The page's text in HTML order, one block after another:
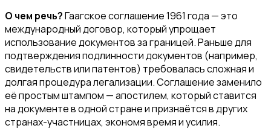
О чем речь?Гаагское соглашение 1961 года — это
международный договор, который упрощает
использование документов за границей. Раньше для
подтверждения подлинности документов (например,
свидетельств или патентов) требовалась сложная и
долгая процедура легализации. Соглашение заменило
её простым штампом — апостилем, который ставится
на документе в одной стране и признаётся в других
странах-участницах, экономя время и усилия.